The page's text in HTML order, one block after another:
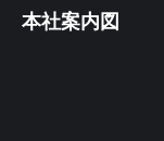
本社案内図